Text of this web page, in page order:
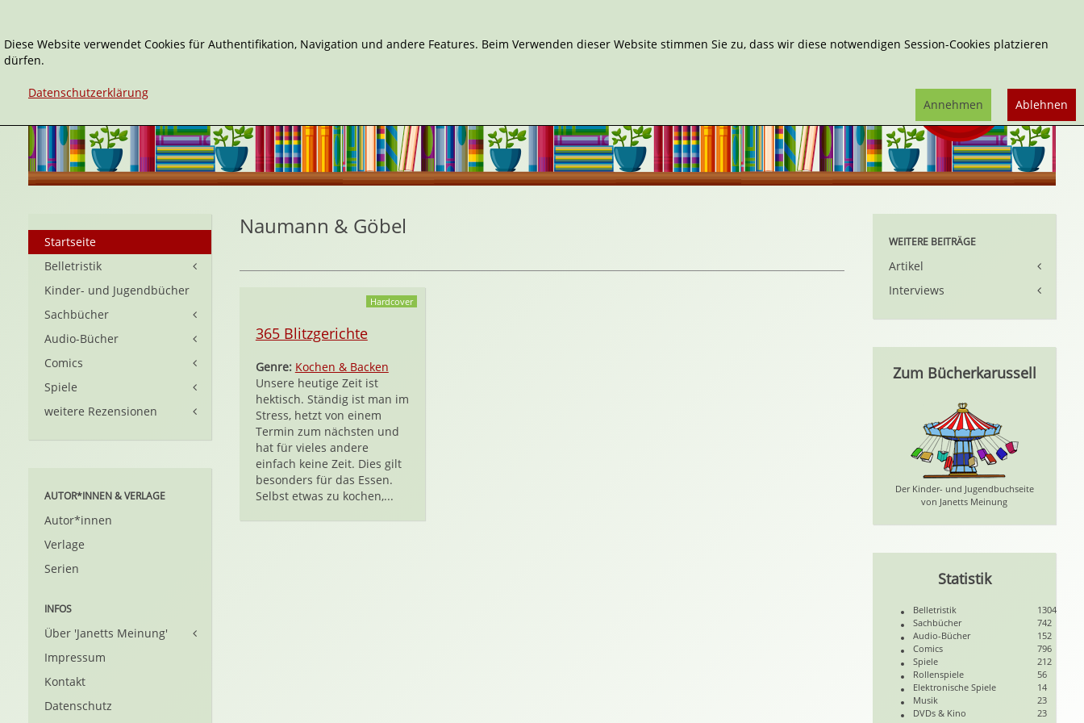
Naumann & Göbel
Hardcover
365 Blitzgerichte
Genre: Kochen & Backen
Unsere heutige Zeit ist
hektisch. Ständig ist man im
Stress, hetzt von einem
Termin zum nächsten und
hat für vieles andere
einfach keine Zeit. Dies gilt
besonders für das Essen.
Selbst etwas zu kochen,...
Startseite
Belletristik
Kinder- und Jugendbücher
Sachbücher
Audio-Bücher
Comics
Spiele
weitere Rezensionen
AUTOR*INNEN & VERLAGE
Autor*innen
Verlage
Serien
INFOS
Über 'Janetts Meinung'
Impressum
Kontakt
Datenschutz
WEITERE BEITRÄGE
Artikel
Interviews
Zum Bücherkarussell
Der Kinder- und Jugendbuchseite
von Janetts Meinung
Statistik
Belletristik
1304
Sachbücher
742
Audio-Bücher
152
Comics
796
Spiele
212
Rollenspiele
56
Elektronische Spiele
14
Musik
23
DVDs & Kino
23
Diese Website verwendet Cookies für Authentifikation, Navigation und andere Features. Beim Verwenden dieser Website stimmen Sie zu, dass wir diese notwendigen Session-Cookies platzieren
dürfen.
Datenschutzerklärung
Ablehnen
Annehmen